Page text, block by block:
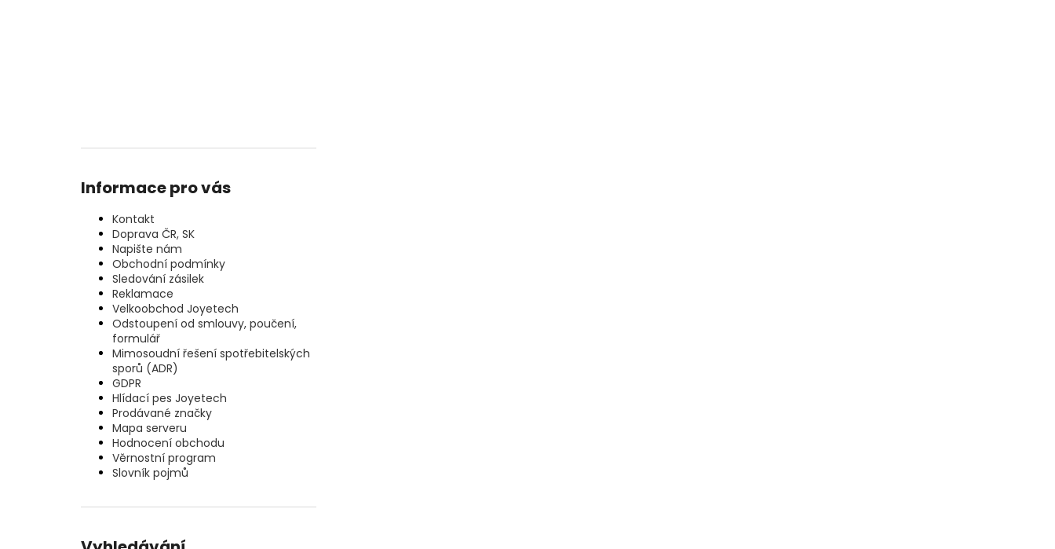
Informace pro vás
Kontakt
Doprava ČR, SK
Napište nám
Obchodní podmínky
Sledování zásilek
Reklamace
Velkoobchod Joyetech
Odstoupení od smlouvy, poučení,
formulář
Mimosoudní řešení spotřebitelských
sporů (ADR)
GDPR
Hlídací pes Joyetech
Prodávané značky
Mapa serveru
Hodnocení obchodu
Věrnostní program
Slovník pojmů